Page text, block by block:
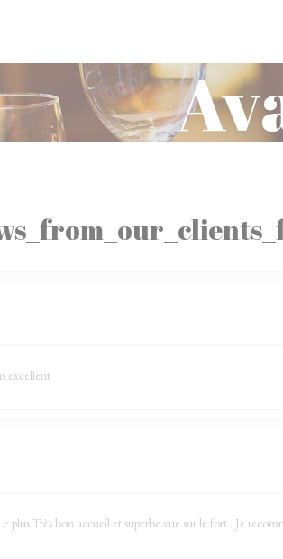
excellent
plus Très bon accueil et superbe vue sur le fort . Je